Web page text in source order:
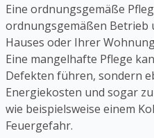
Eine ordnungsgemäße
ordnungsgemäßen Betrieb
Hauses oder Ihrer
Eine mangelhafte Pflege
Defekten führen, sondern
Energiekosten und sogar
wie beispielsweise einem
Feuergefahr.